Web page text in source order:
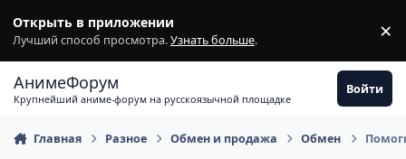
Открыть в приложении
Лучший способ просмотра.Узнать больше. ×
АнимеФорум
Крупнейший аниме-форум на русскоязычной площадке
Войти
Главная Разное Обмен и продажа Обмен